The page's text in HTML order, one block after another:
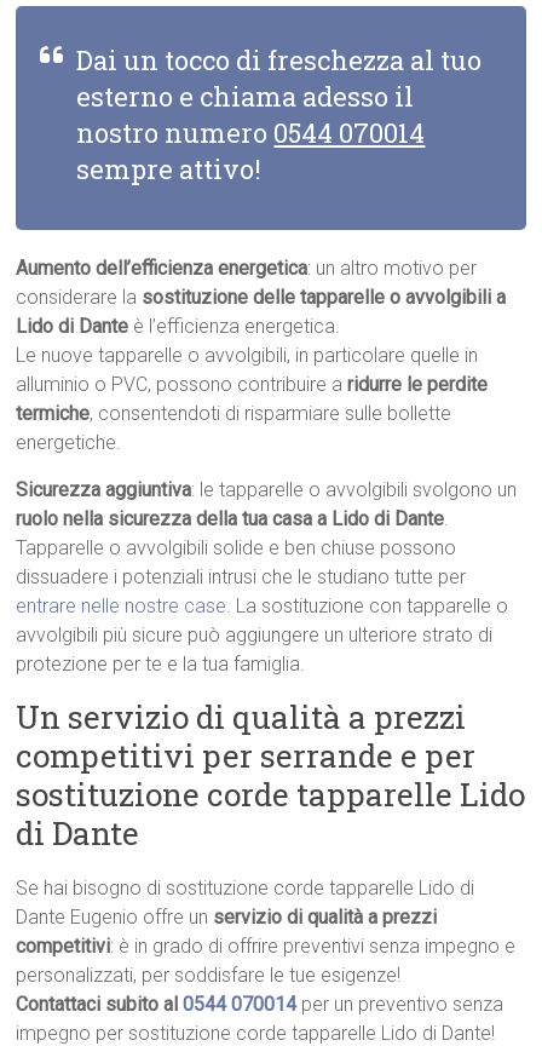
Dai un tocco di freschezza al tuo
esterno e chiama adesso il
nostro numero 0544 070014
sempre attivo!
Aumento dell’efficienza energetica: un altro motivo per
considerare la sostituzione delle tapparelle o avvolgibili a
Lido di Dante è l’efficienza energetica.
Le nuove tapparelle o avvolgibili, in particolare quelle in
alluminio o PVC, possono contribuire aridurre le perdite
termiche, consentendoti di risparmiare sulle bollette
energetiche.
Sicurezza aggiuntiva: le tapparelle o avvolgibili svolgono un
ruolo nella sicurezza della tua casa a Lido di Dante.
Tapparelle o avvolgibili solide e ben chiuse possono
dissuadere i potenziali intrusi che le studiano tutte per
entrare nelle nostre case. La sostituzione con tapparelle o
avvolgibili più sicure può aggiungere un ulteriore strato di
protezione per te e la tua famiglia.
Un servizio di qualità a prezzi
competitivi per serrande e per
sostituzione corde tapparelle Lido
di Dante
Se hai bisogno di sostituzione corde tapparelle Lido di
Dante Eugenio offre un servizio di qualità a prezzi
competitivi: è in grado di offrire preventivi senza impegno e
personalizzati, per soddisfare le tue esigenze!
Contattaci subito al0544 070014 per un preventivo senza
impegno per sostituzione corde tapparelle Lido di Dante!